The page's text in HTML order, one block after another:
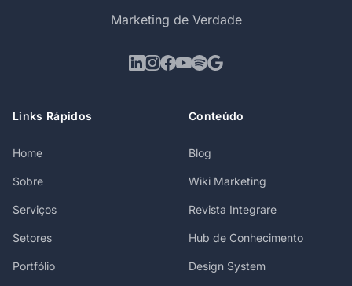
Marketing de Verdade
Links Rápidos
Home
Sobre
Serviços
Setores
Portfólio
Conteúdo
Blog
Wiki Marketing
Revista Integrare
Hub de Conhecimento
Design System